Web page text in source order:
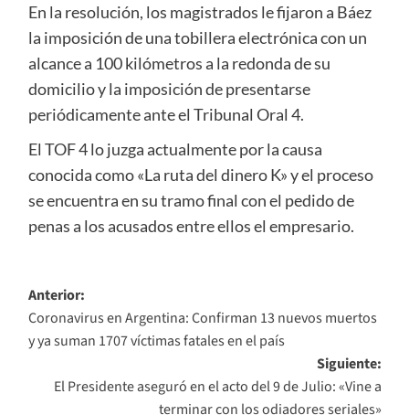
En la resolución, los magistrados le fijaron a Báez
la imposición de una tobillera electrónica con un
alcance a 100 kilómetros a la redonda de su
domicilio y la imposición de presentarse
periódicamente ante el Tribunal Oral 4.
El TOF 4 lo juzga actualmente por la causa
conocida como «La ruta del dinero K» y el proceso
se encuentra en su tramo final con el pedido de
penas a los acusados entre ellos el empresario.
Navegación
de
entradas
Anterior:
Coronavirus en Argentina: Confirman 13 nuevos muertos
y ya suman 1707 víctimas fatales en el país
Siguiente:
El Presidente aseguró en el acto del 9 de Julio: «Vine a
terminar con los odiadores seriales»